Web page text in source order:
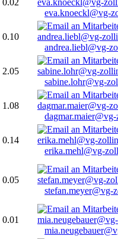
0.02
eva.knoeckl@vg-
0.10
andrea.liebl@vg-
2.05
sabine.lohr@vg-
1.08
0.14
erika.mehl@vg-
0.05
stefan.meyer@vg-
0.01